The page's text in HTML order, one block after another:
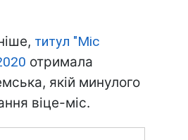
титул "Міс
отримала
якій минулого
віце-міс.